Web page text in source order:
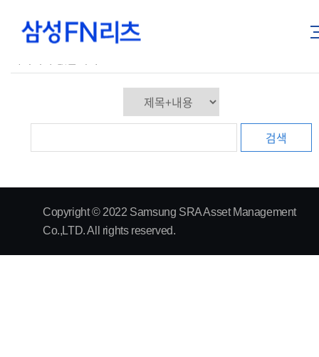
검색
Copyright © 2022 Samsung SRA Asset Management
Co.,LTD. All rights reserved.